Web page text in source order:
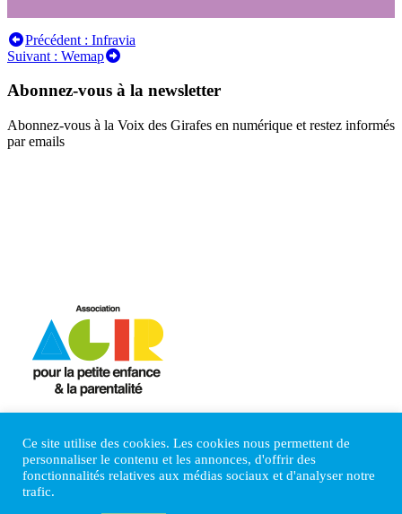
Navigation
de
l’article
Précédent : Infravia
Suivant : Wemap
Abonnez-vous à la newsletter
Abonnez-vous à la Voix des Girafes en numérique et restez informés
par emails
Politique de confidentialité
Nous contacter
Faire un don
Newsletters
Ce site utilise des cookies. Les cookies nous permettent de
personnaliser le contenu et les annonces, d'offrir des
fonctionnalités relatives aux médias sociaux et d'analyser notre
trafic.